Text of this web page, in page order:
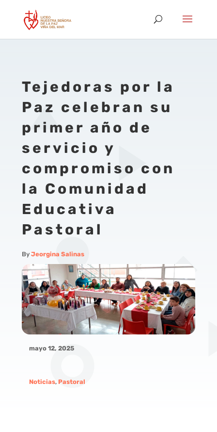
Tejedoras por la
Paz celebran su
primer año de
servicio y
compromiso con
la Comunidad
Educativa
Pastoral
By Jeorgina Salinas
mayo 12, 2025
Noticias, Pastoral